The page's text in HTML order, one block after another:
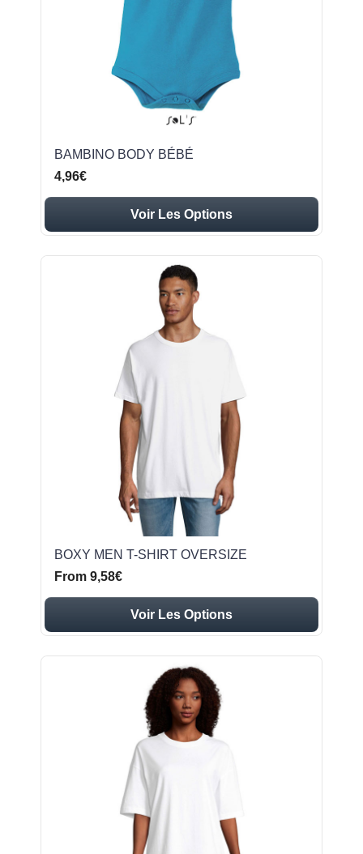
BAMBINO BODY BÉBÉ
4,96€
Voir Les Options
BOXY MEN T-SHIRT OVERSIZE
From 9,58€
Voir Les Options